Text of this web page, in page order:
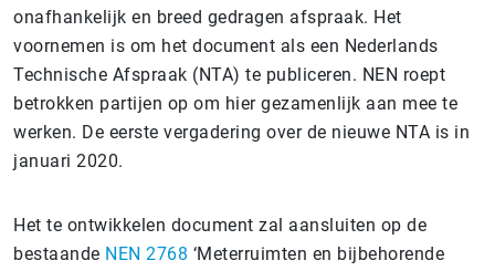
onafhankelijk en breed gedragen afspraak. Het
voornemen is om het document als een Nederlands
Technische Afspraak (NTA) te publiceren. NEN roept
betrokken partijen op om hier gezamenlijk aan mee te
werken. De eerste vergadering over de nieuwe NTA is in
januari 2020.
Het te ontwikkelen document zal aansluiten op de
bestaande NEN 2768 ‘Meterruimten en bijbehorende